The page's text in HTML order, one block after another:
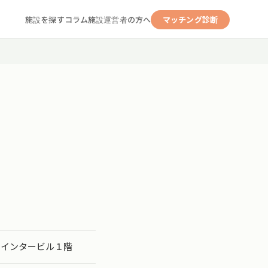
施設を探すコラム施設運営者の方へ マッチング診断
ンタービル１階